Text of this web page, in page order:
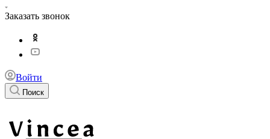
Заказать звонок
Войти
Поиск